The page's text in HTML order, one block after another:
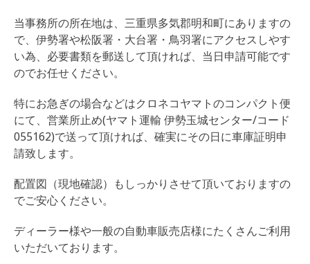
当事務所の所在地は、三重県多気郡明和町にありますの
で、伊勢署や松阪署・大台署・鳥羽署にアクセスしやす
い為、必要書類を郵送して頂ければ、当日申請可能です
のでお任せください。
特にお急ぎの場合などはクロネコヤマトのコンパクト便
にて、営業所止め(ヤマト運輸 伊勢玉城センター/コード
055162)で送って頂ければ、確実にその日に車庫証明申
請致します。
配置図（現地確認）もしっかりさせて頂いておりますの
でご安心ください。
ディーラー様や一般の自動車販売店様にたくさんご利用
いただいております。